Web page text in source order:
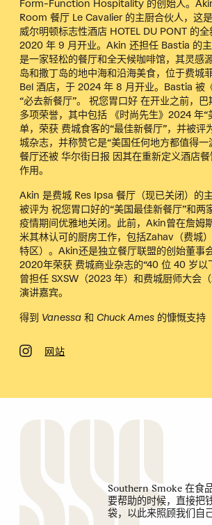
Form-Function Hospitality 的创始人。
Room 餐厅 Le Cavalier 的主厨合伙人，这
威尔明顿标志性酒店 HOTEL DU PONT 的
2020 年 9 月开业。Akin 还担任 Bastia 的
是一家轻松的餐厅和全天候咖啡馆，其灵感
岛和撒丁岛的地中海和沿海美食，位于费城
Bel 酒店，于 2024 年 8 月开业。Bastia 被
“必去新餐厅”。 祝您胃口好 在开业之前，巴
多项荣誉，其中包括
《时尚先生》 2024 年“
单，荣获 费城食客的“最佳新餐厅”，并被评
城杂志，并称赞它是“美国任何地方都值得一
餐厅还被 华尔街日报 因其在重新定义酒店
作用。
Akin 是费城 Res Ipsa 餐厅（现已关闭）的
被评为 祝您胃口好的“美国最佳新餐厅”和
疫情期间优雅地关闭。此前，Akin曾在詹姆
米其林认可的厨房工作，包括Zahav（费城
特区）。Akin还是独立餐厅联盟的创始董事
2020年荣获 费城商业杂志的“40 位 40 岁以
曾担任 SXSW（2023 年）和费城厨师大会
演讲嘉宾。
得到 Vanessa 和 Chuck Ames 的慷慨支持
网站
Southern Smoke 在食
要帮助的时候，直接把
袋，以此来照顾我们自己